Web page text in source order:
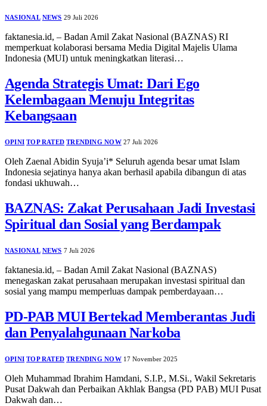
NASIONAL NEWS 29 Juli 2026
faktanesia.id, – Badan Amil Zakat Nasional (BAZNAS) RI
memperkuat kolaborasi bersama Media Digital Majelis Ulama
Indonesia (MUI) untuk meningkatkan literasi…
Agenda Strategis Umat: Dari Ego
Kelembagaan Menuju Integritas
Kebangsaan
OPINI TOP RATED TRENDING NOW 27 Juli 2026
Oleh Zaenal Abidin Syuja’i* Seluruh agenda besar umat Islam
Indonesia sejatinya hanya akan berhasil apabila dibangun di atas
fondasi ukhuwah…
BAZNAS: Zakat Perusahaan Jadi Investasi
Spiritual dan Sosial yang Berdampak
NASIONAL NEWS 7 Juli 2026
faktanesia.id, – Badan Amil Zakat Nasional (BAZNAS)
menegaskan zakat perusahaan merupakan investasi spiritual dan
sosial yang mampu memperluas dampak pemberdayaan…
PD-PAB MUI Bertekad Memberantas Judi
dan Penyalahgunaan Narkoba
OPINI TOP RATED TRENDING NOW 17 November 2025
Oleh Muhammad Ibrahim Hamdani, S.I.P., M.Si., Wakil Sekretaris
Pusat Dakwah dan Perbaikan Akhlak Bangsa (PD PAB) MUI Pusat
Dakwah dan…